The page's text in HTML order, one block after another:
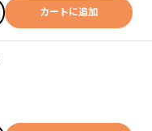
カートに追加